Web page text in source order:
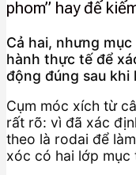
phom” hay để
Cả hai, nhưng
hành thực tế để
động đúng sau khi
Cụm móc xích từ
rất rõ: vì đã xác
theo là rodai để
xóc có hai lớp mục